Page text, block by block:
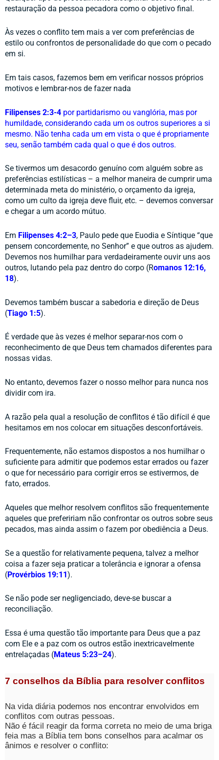
restauração da pessoa pecadora como o objetivo final.
Às vezes o conflito tem mais a ver com preferências de
estilo ou confrontos de personalidade do que com o pecado
em si.
Em tais casos, fazemos bem em verificar nossos próprios
motivos e lembrar-nos de fazer nada
Filipenses 2:3-4 por partidarismo ou vanglória, mas por
humildade, considerando cada um os outros superiores a si
mesmo. Não tenha cada um em vista o que é propriamente
seu, senão também cada qual o que é dos outros.
Se tivermos um desacordo genuíno com alguém sobre as
preferências estilísticas – a melhor maneira de cumprir uma
determinada meta do ministério, o orçamento da igreja,
como um culto da igreja deve fluir, etc. – devemos conversar
e chegar a um acordo mútuo.
Em Filipenses 4:2–3, Paulo pede que Euodia e Síntique “que
pensem concordemente, no Senhor” e que outros as ajudem.
Devemos nos humilhar para verdadeiramente ouvir uns aos
outros, lutando pela paz dentro do corpo (Romanos 12:16,
18).
Devemos também buscar a sabedoria e direção de Deus
(Tiago 1:5).
É verdade que às vezes é melhor separar-nos com o
reconhecimento de que Deus tem chamados diferentes para
nossas vidas.
No entanto, devemos fazer o nosso melhor para nunca nos
dividir com ira.
A razão pela qual a resolução de conflitos é tão difícil é que
hesitamos em nos colocar em situações desconfortáveis.
Frequentemente, não estamos dispostos a nos humilhar o
suficiente para admitir que podemos estar errados ou fazer
o que for necessário para corrigir erros se estivermos, de
fato, errados.
Aqueles que melhor resolvem conflitos são frequentemente
aqueles que prefeririam não confrontar os outros sobre seus
pecados, mas ainda assim o fazem por obediência a Deus.
Se a questão for relativamente pequena, talvez a melhor
coisa a fazer seja praticar a tolerância e ignorar a ofensa
(Provérbios 19:11).
Se não pode ser negligenciado, deve-se buscar a
reconciliação.
Essa é uma questão tão importante para Deus que a paz
com Ele e a paz com os outros estão inextricavelmente
entrelaçadas (Mateus 5:23–24).
7 conselhos da Bíblia para resolver conflitos
Na vida diária podemos nos encontrar envolvidos em
conflitos com outras pessoas.
Não é fácil reagir da forma correta no meio de uma briga
feia mas a Bíblia tem bons conselhos para acalmar os
ânimos e resolver o conflito: